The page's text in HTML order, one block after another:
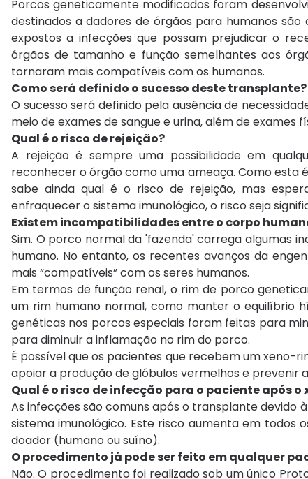
Porcos geneticamente modificados foram
destinados a dadores de órgãos para humanos
expostos a infecções que possam prejudicar o
órgãos de tamanho e função semelhantes aos
tornaram mais compatíveis com os humanos.
Como será definido o sucesso deste transplante?
O sucesso será definido pela ausência de
meio de exames de sangue e urina, além de exames
Qual é o risco de rejeição?
A rejeição é sempre uma possibilidade em
reconhecer o órgão como uma ameaça. Como esta
sabe ainda qual é o risco de rejeição, mas
enfraquecer o sistema imunológico, o risco seja
Existem incompatibilidades entre o corpo
Sim. O porco normal da 'fazenda' carrega algumas
humano. No entanto, os recentes avanços da
mais “compatíveis” com os seres humanos.
Em termos de função renal, o rim de porco
um rim humano normal, como manter o equilíbrio
genéticas nos porcos especiais foram feitas para
para diminuir a inflamação no rim do porco.
É possível que os pacientes que recebem um
apoiar a produção de glóbulos vermelhos e prevenir
Qual é o risco de infecção para o paciente após
As infecções são comuns após o transplante
sistema imunológico. Este risco aumenta em
doador (humano ou suíno).
O procedimento já pode ser feito em qualquer
Não. O procedimento foi realizado sob um único